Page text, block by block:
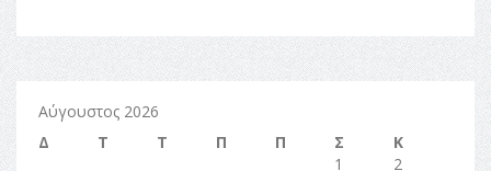
Αύγουστος 2026
Δ
Τ Τ Π Π Σ
Κ
1
2